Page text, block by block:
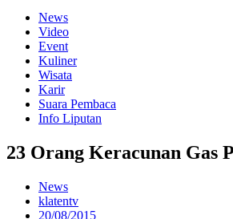
News
Video
Event
Kuliner
Wisata
Karir
Suara Pembaca
Info Liputan
23 Orang Keracunan Gas
News
klatentv
20/08/2015